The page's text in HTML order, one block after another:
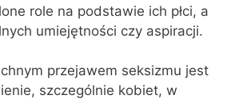
role na podstawie ich płci, a
umiejętności czy aspiracji.
przejawem seksizmu jest
szczególnie kobiet, w